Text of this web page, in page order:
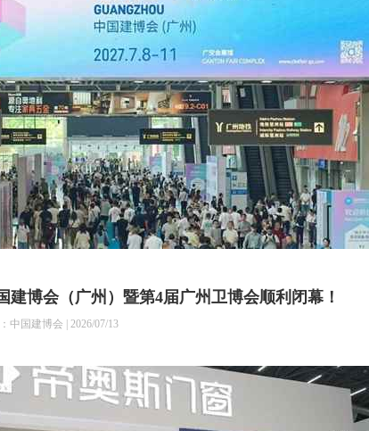
建博会（广州）暨第4届广州卫博会顺利闭幕！
中国建博会 | 2026/07/13